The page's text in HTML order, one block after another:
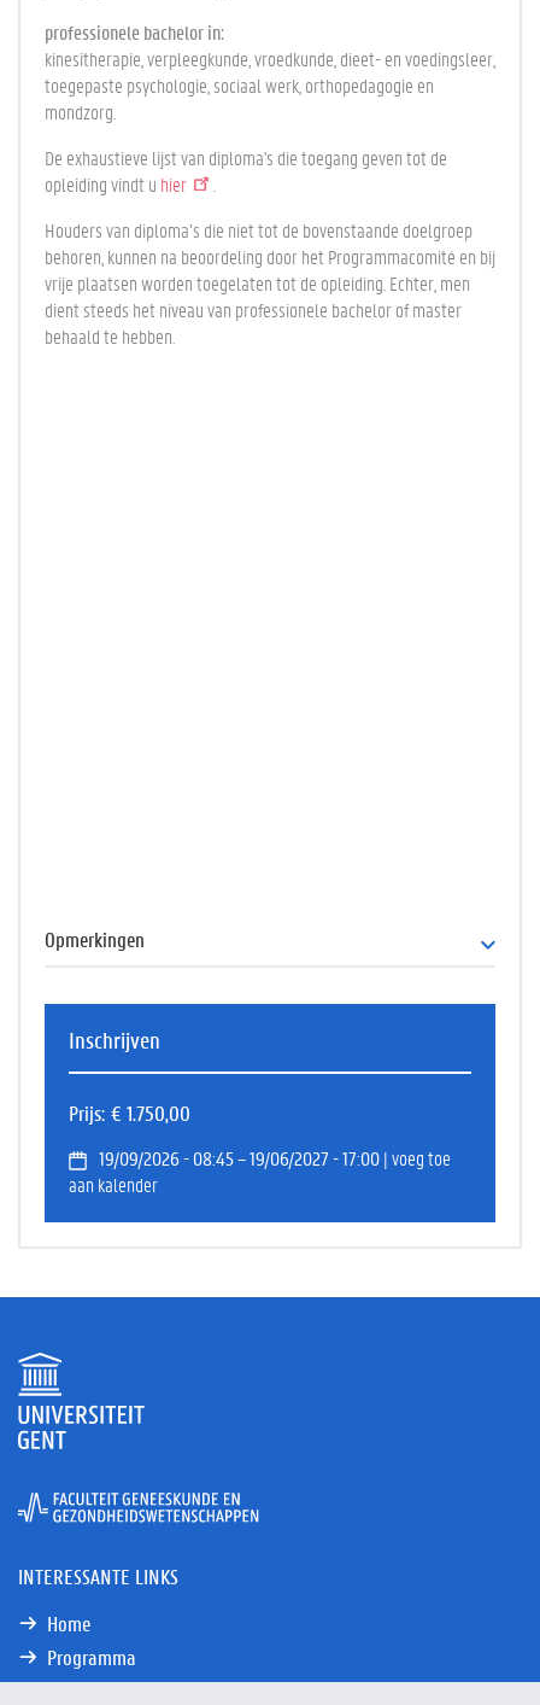
professionele bachelor in:
kinesitherapie, verpleegkunde, vroedkunde, dieet- en voedingsleer,
toegepaste psychologie, sociaal werk, orthopedagogie en
mondzorg.
De exhaustieve lijst van diploma's die toegang geven tot de
opleiding vindt u hier
Houders van diploma’s die niet tot de bovenstaande doelgroep
behoren, kunnen na beoordeling door het Programmacomité en bij
vrije plaatsen worden toegelaten tot de opleiding. Echter, men
dient steeds het niveau van professionele bachelor of master
behaald te hebben.
Opmerkingen
Deze opleiding komt in aanmerking voor KMO-portefeuille.
Inschrijven
Prijs € 1.750,00
19/09/2026 - 08:45 – 19/06/2027 - 17:00| voeg toe
aan kalender
INTERESSANTE LINKS
Home
Programma
FAQ